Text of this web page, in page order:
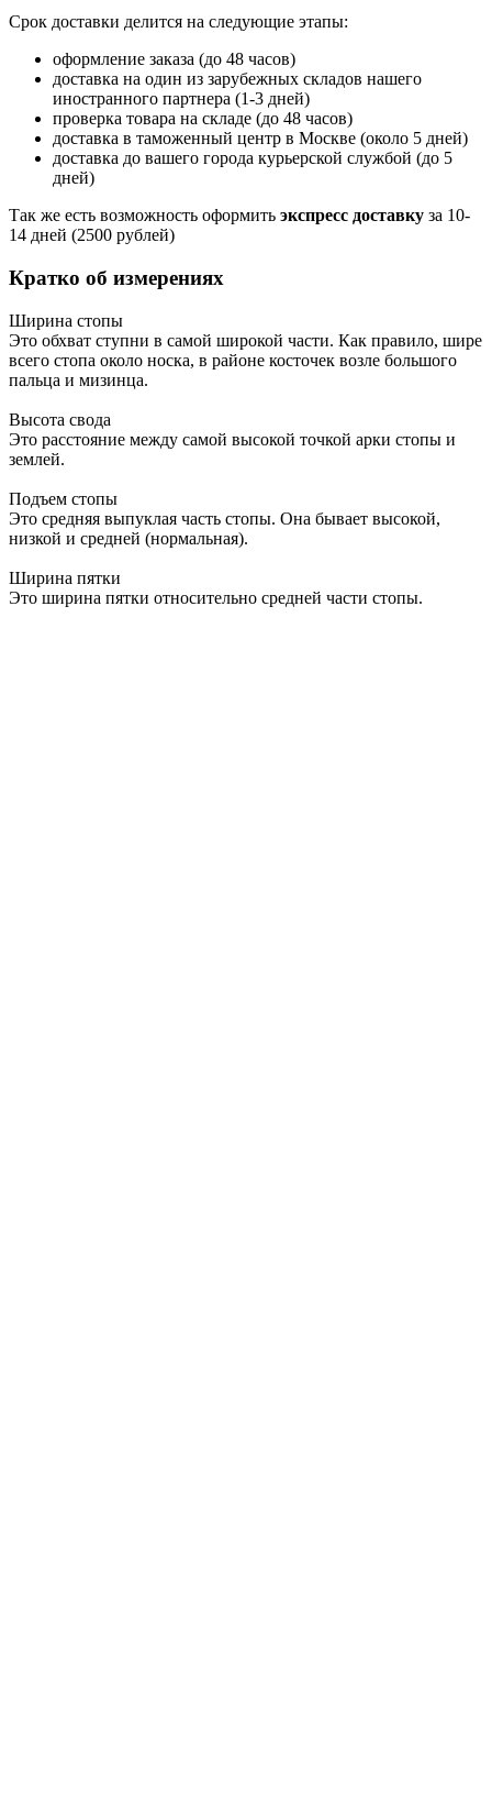
Срок доставки делится на следующие этапы:
оформление заказа (до 48 часов)
доставка на один из зарубежных складов нашего
иностранного партнера (1-3 дней)
проверка товара на складе (до 48 часов)
доставка в таможенный центр в Москве (около 5 дней)
доставка до вашего города курьерской службой (до 5
дней)
Так же есть возможность оформить экспресс доставку за 10-
14 дней (2500 рублей)
Кратко об измерениях
Ширина стопы
Это обхват ступни в самой широкой части. Как правило, шире
всего стопа около носка, в районе косточек возле большого
пальца и мизинца.
Высота свода
Это расстояние между самой высокой точкой арки стопы и
землей.
Подъем стопы
Это средняя выпуклая часть стопы. Она бывает высокой,
низкой и средней (нормальная).
Ширина пятки
Это ширина пятки относительно средней части стопы.